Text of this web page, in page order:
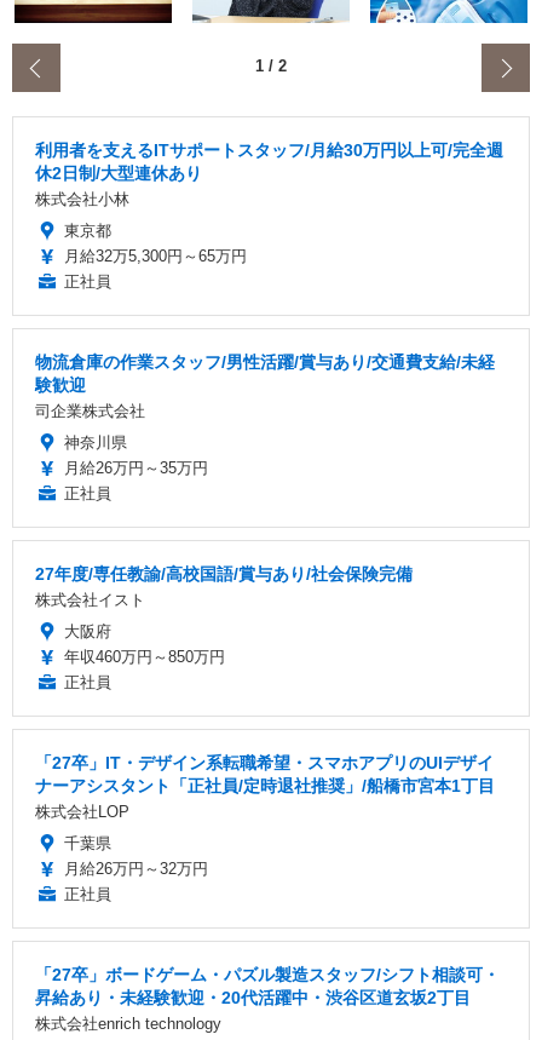
1 / 2
利用者を支えるITサポートスタッフ/月給30万円以上可/完全週
休2日制/大型連休あり
株式会社小林
東京都
月給32万5,300円～65万円
正社員
物流倉庫の作業スタッフ/男性活躍/賞与あり/交通費支給/未経
験歓迎
司企業株式会社
神奈川県
月給26万円～35万円
正社員
27年度/専任教諭/高校国語/賞与あり/社会保険完備
株式会社イスト
大阪府
年収460万円～850万円
正社員
「27卒」IT・デザイン系転職希望・スマホアプリのUIデザイ
ナーアシスタント「正社員/定時退社推奨」/船橋市宮本1丁目
株式会社LOP
千葉県
月給26万円～32万円
正社員
「27卒」ボードゲーム・パズル製造スタッフ/シフト相談可・
昇給あり・未経験歓迎・20代活躍中・渋谷区道玄坂2丁目
株式会社enrich technology